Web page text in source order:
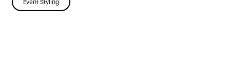
Event Styling